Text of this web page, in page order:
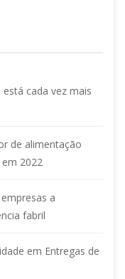
cada vez mais
de alimentação
2022
a
fabril
em Entregas de